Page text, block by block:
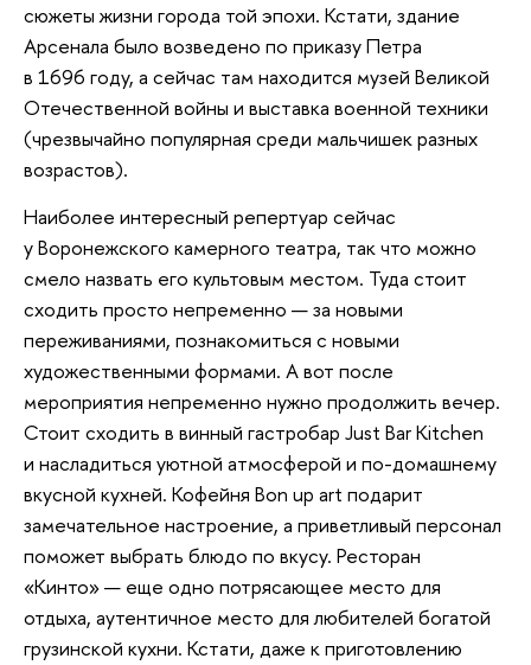
сюжеты жизни города той эпохи. Кстати, здание
Арсенала было возведено по приказу Петра
в 1696 году, а сейчас там находится музей Великой
Отечественной войны и выставка военной техники
(чрезвычайно популярная среди мальчишек разных
возрастов).
Наиболее интересный репертуар сейчас
у Воронежского камерного театра, так что можно
смело назвать его культовым местом. Туда стоит
сходить просто непременно — за новыми
переживаниями, познакомиться с новыми
художественными формами. А вот после
мероприятия непременно нужно продолжить вечер.
Стоит сходить в винный гастробар Just Bar Kitchen
и насладиться уютной атмосферой и по-домашнему
вкусной кухней. Кофейня Bon up art подарит
замечательное настроение, а приветливый персонал
поможет выбрать блюдо по вкусу. Ресторан
«Кинто» — еще одно потрясающее место для
отдыха, аутентичное место для любителей богатой
грузинской кухни. Кстати, даже к приготовлению